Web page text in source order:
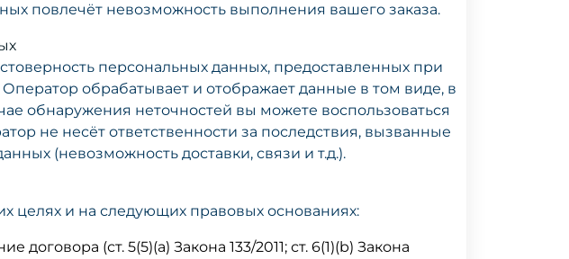
повлечёт невозможность выполнения вашего заказа.
персональных данных, предоставленных при
обрабатывает и отображает данные в том виде, в
обнаружения неточностей вы можете воспользоваться
не несёт ответственности за последствия, вызванные
(невозможность доставки, связи и т.д.).
и на следующих правовых основаниях:
(ст. 5(5)(a) Закона 133/2011; ст. 6(1)(b) Закона